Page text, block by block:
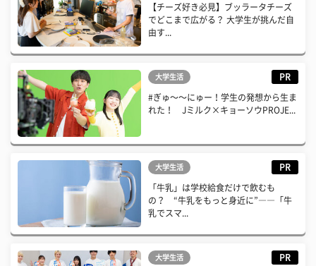
【チーズ好き必見】ブッラータチーズ
でどこまで広がる？ 大学生が挑んだ自
由す...
大学生活 PR
#ぎゅ〜〜にゅー！学生の発想から生ま
れた！ Jミルク×キョーソウPROJE...
大学生活 PR
「牛乳」は学校給食だけで飲むも
の？ “牛乳をもっと身近に”――「牛
乳でスマ...
大学生活 PR